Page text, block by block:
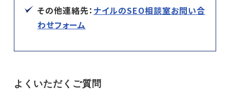
その他連絡先： ナイルのSEO相談室お問い合
わせフォーム
よくいただくご質問